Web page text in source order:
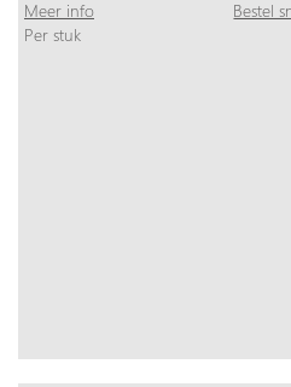
Meer info Bestel
Per stuk